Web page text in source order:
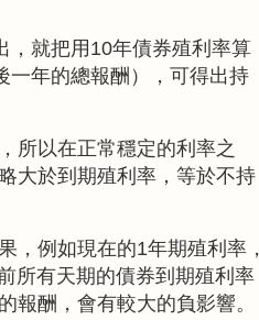
，就把用10年債券殖利率算
一年的總報酬），可得出持
所以在正常穩定的利率之
大於到期殖利率，等於不持
，例如現在的1年期殖利率，
所有天期的債券到期殖利率
報酬，會有較大的負影響。